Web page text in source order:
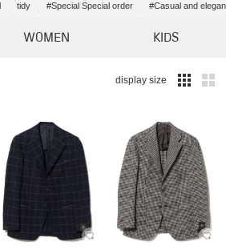
tidy #Special Special order #Casual and
WOMEN KIDS
display size